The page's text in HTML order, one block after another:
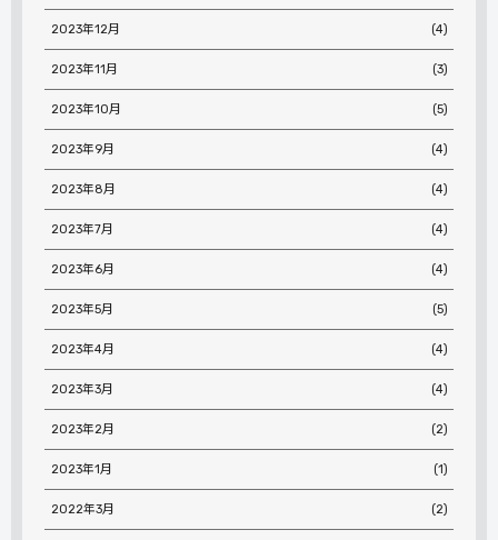
2023年12月 (4)
2023年11月 (3)
2023年10月 (5)
2023年9月 (4)
2023年8月 (4)
2023年7月 (4)
2023年6月 (4)
2023年5月 (5)
2023年4月 (4)
2023年3月 (4)
2023年2月 (2)
2023年1月 (1)
2022年3月 (2)